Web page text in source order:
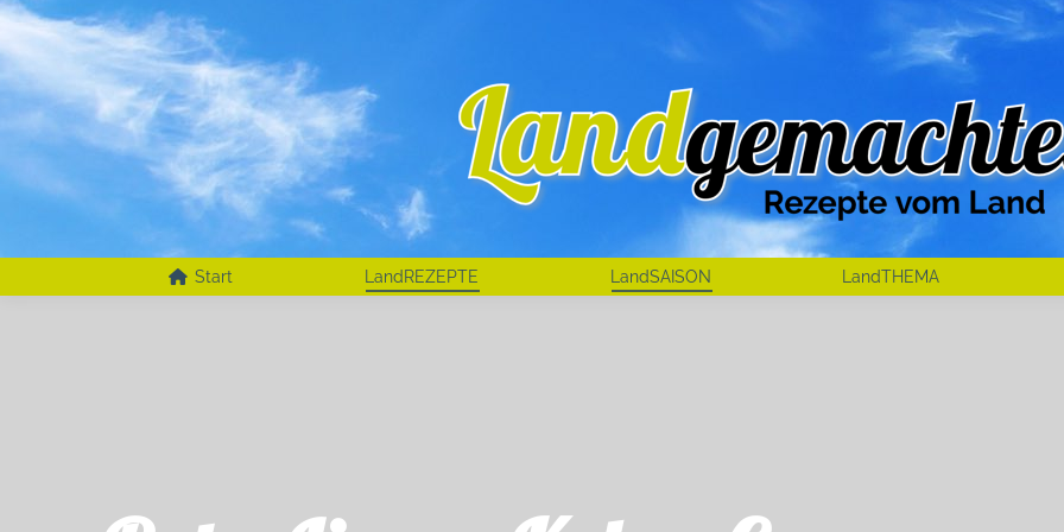
Start LandREZEPTE LandSAISON LandTHEMA